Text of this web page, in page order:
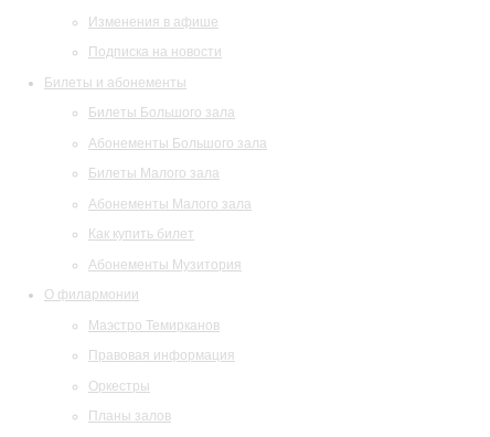
Изменения в афише
Подписка на новости
Билеты и абонементы
Билеты Большого зала
Абонементы Большого зала
Билеты Малого зала
Абонементы Малого зала
Как купить билет
Абонементы Музитория
О филармонии
Маэстро Темирканов
Правовая информация
Оркестры
Планы залов